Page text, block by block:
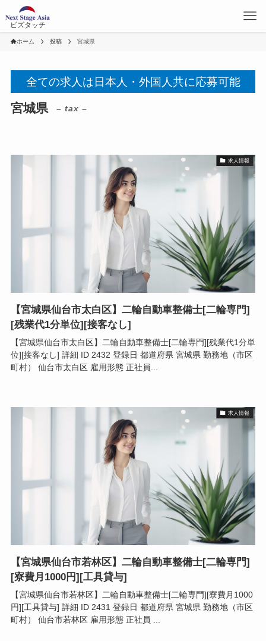
ビズタッチ
ホーム 投稿 宮城県
全ての求人は日本人・外国人共に応募可能
宮城県 – tax –
求人情報
【宮城県仙台市太白区】二輪自動車整備士[二輪専門]
[残業代1分単位][接客なし]
【宮城県仙台市太白区】二輪自動車整備士[二輪専門][残業代1分単
位][接客なし] 詳細 ID 2432 登録日 都道府県 宮城県 勤務地（市区
町村） 仙台市太白区 雇用形態 正社員...
求人情報
【宮城県仙台市若林区】二輪自動車整備士[二輪専門]
[寮費月1000円][工具貸与]
【宮城県仙台市若林区】二輪自動車整備士[二輪専門][寮費月1000
円][工具貸与] 詳細 ID 2431 登録日 都道府県 宮城県 勤務地（市区
町村） 仙台市若林区 雇用形態 正社員 ...